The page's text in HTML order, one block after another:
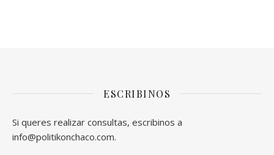
ESCRIBINOS
Si queres realizar consultas, escribinos a
info@politikonchaco.com.